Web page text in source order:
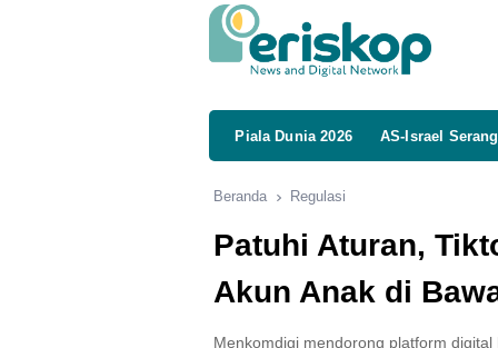
Piala Dunia 2026 AS-Israel
Beranda Regulasi
Patuhi Aturan,
Akun Anak di
Menkomdigi mendorong platform